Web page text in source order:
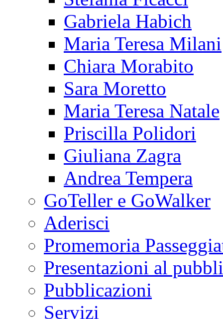
Gabriela Habich
Maria Teresa Milani
Chiara Morabito
Sara Moretto
Maria Teresa Natale
Priscilla Polidori
Giuliana Zagra
Andrea Tempera
GoTeller e GoWalker
Aderisci
Promemoria
Presentazioni al
Pubblicazioni
Servizi